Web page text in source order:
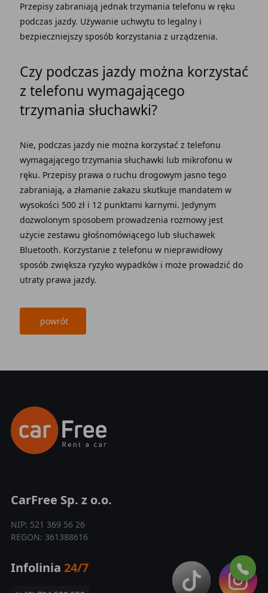
Przepisy zabraniają jednak trzymania telefonu w ręku
podczas jazdy. Używanie uchwytu to legalny i
bezpieczniejszy sposób korzystania z urządzenia.
Czy podczas jazdy można korzystać
z telefonu wymagającego
trzymania słuchawki?
Nie, podczas jazdy nie można korzystać z telefonu
wymagającego trzymania słuchawki lub mikrofonu w
ręku. Przepisy prawa o ruchu drogowym jasno tego
zabraniają, a złamanie zakazu skutkuje mandatem w
wysokości 500 zł i 12 punktami karnymi. Jedynym
dozwolonym sposobem prowadzenia rozmowy jest
użycie zestawu głośnomówiącego lub słuchawek
Bluetooth. Korzystanie z telefonu w nieprawidłowy
sposób zwiększa ryzyko wypadków i może prowadzić do
utraty prawa jazdy.
powrót
CarFree Sp. z o.o.
NIP: 521 369 56 26
REGON: 361388616
Infolinia 24/7